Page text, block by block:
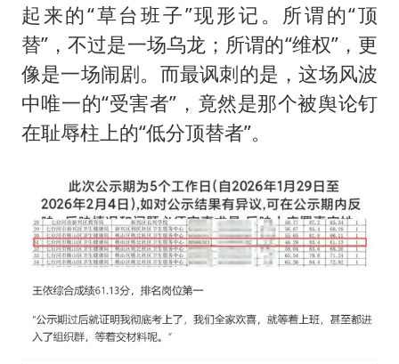
起来的“草台班子”现形记。所谓的“顶
替”，不过是一场乌龙；所谓的“维权”，更
像是一场闹剧。而最讽刺的是，这场风波
中唯一的“受害者”，竟然是那个被舆论钉
在耻辱柱上的“低分顶替者”。